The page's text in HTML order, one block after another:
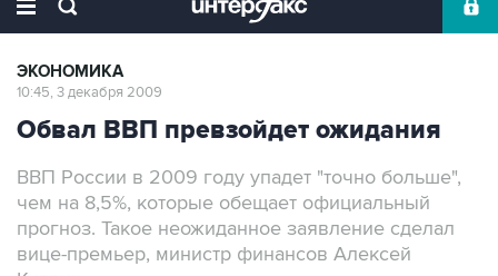
ЭКОНОМИКА
10:45, 3 декабря 2009
Обвал ВВП превзойдет ожидания
ВВП России в 2009 году упадет "точно больше",
чем на 8,5%, которые обещает официальный
прогноз. Такое неожиданное заявление сделал
вице-премьер, министр финансов Алексей